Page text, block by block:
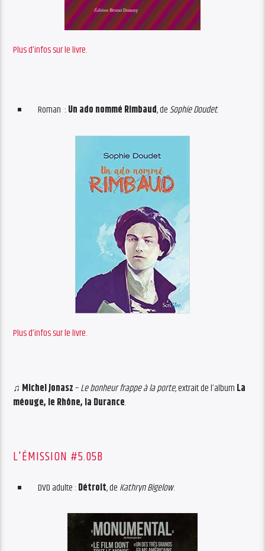
Plus d’infos sur le livre.
Roman : Un ado nommé Rimbaud, deSophie Doudet.
Plus d’infos sur le livre.
♫ Michel Jonasz–Le bonheur frappe à la porte, extrait de l’album La
méouge, le Rhône, la Durance.
L'ÉMISSION #5.05B
DVD adulte : Détroit, de Kathryn Bigelow.